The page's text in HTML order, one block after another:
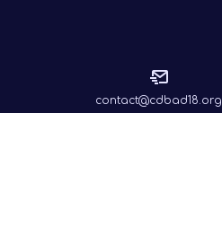
contact@cdbad18.org